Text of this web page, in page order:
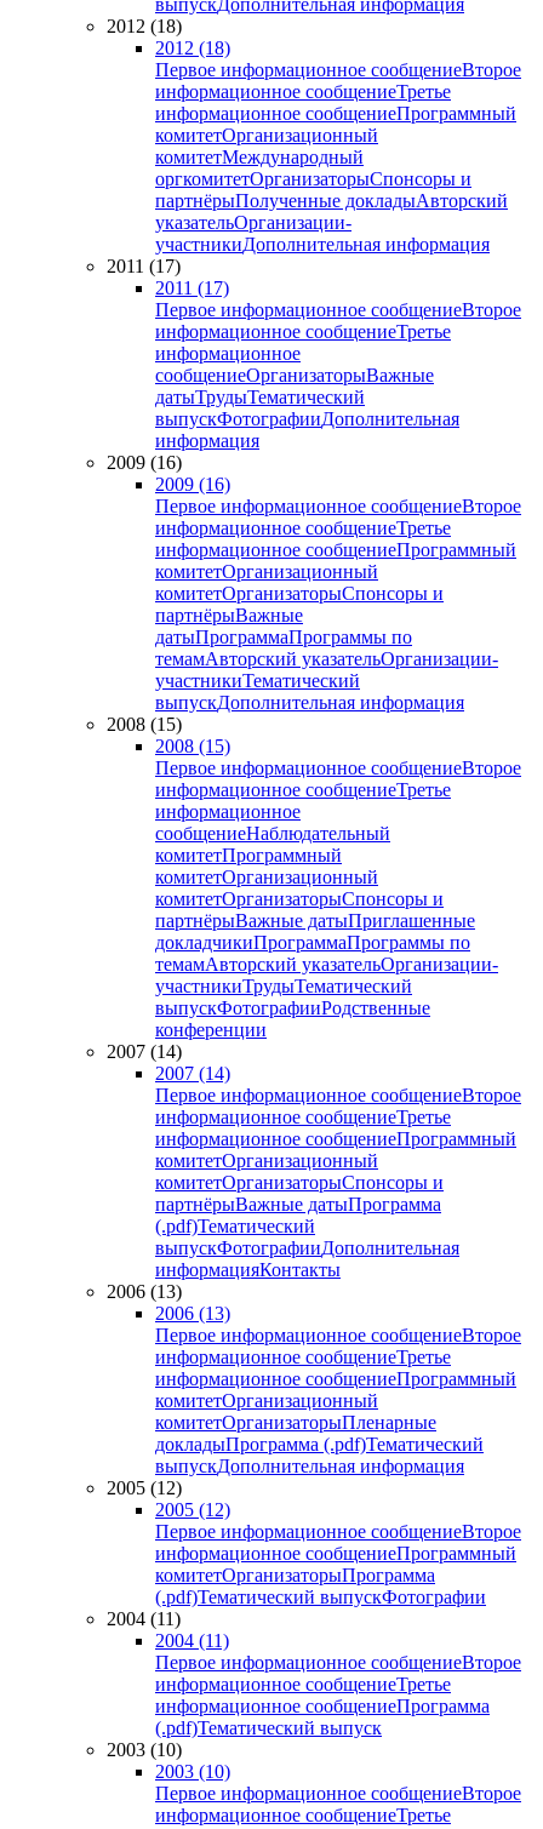
выпускДополнительная информация
2012 (18)
2012 (18)
Первое информационное сообщениеВторое
информационное сообщениеТретье
информационное сообщениеПрограммный
комитетОрганизационный
комитетМеждународный
оргкомитетОрганизаторыСпонсоры и
партнёрыПолученные докладыАвторский
указательОрганизации-
участникиДополнительная информация
2011 (17)
2011 (17)
Первое информационное сообщениеВторое
информационное сообщениеТретье
информационное
сообщениеОрганизаторыВажные
датыТрудыТематический
выпускФотографииДополнительная
информация
2009 (16)
2009 (16)
Первое информационное сообщениеВторое
информационное сообщениеТретье
информационное сообщениеПрограммный
комитетОрганизационный
комитетОрганизаторыСпонсоры и
партнёрыВажные
датыПрограммаПрограммы по
темамАвторский указательОрганизации-
участникиТематический
выпускДополнительная информация
2008 (15)
2008 (15)
Первое информационное сообщениеВторое
информационное сообщениеТретье
информационное
сообщениеНаблюдательный
комитетПрограммный
комитетОрганизационный
комитетОрганизаторыСпонсоры и
партнёрыВажные датыПриглашенные
докладчикиПрограммаПрограммы по
темамАвторский указательОрганизации-
участникиТрудыТематический
выпускФотографииРодственные
конференции
2007 (14)
2007 (14)
Первое информационное сообщениеВторое
информационное сообщениеТретье
информационное сообщениеПрограммный
комитетОрганизационный
комитетОрганизаторыСпонсоры и
партнёрыВажные датыПрограмма
(.pdf)Тематический
выпускФотографииДополнительная
информацияКонтакты
2006 (13)
2006 (13)
Первое информационное сообщениеВторое
информационное сообщениеТретье
информационное сообщениеПрограммный
комитетОрганизационный
комитетОрганизаторыПленарные
докладыПрограмма (.pdf)Тематический
выпускДополнительная информация
2005 (12)
2005 (12)
Первое информационное сообщениеВторое
информационное сообщениеПрограммный
комитетОрганизаторыПрограмма
(.pdf)Тематический выпускФотографии
2004 (11)
2004 (11)
Первое информационное сообщениеВторое
информационное сообщениеТретье
информационное сообщениеПрограмма
(.pdf)Тематический выпуск
2003 (10)
2003 (10)
Первое информационное сообщениеВторое
информационное сообщениеТретье